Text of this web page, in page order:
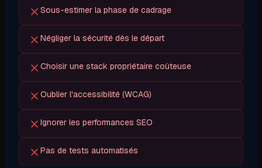
Sous-estimer la phase de cadrage
Négliger la sécurité dès le départ
Choisir une stack propriétaire coûteuse
Oublier l'accessibilité (WCAG)
Ignorer les performances SEO
Pas de tests automatisés